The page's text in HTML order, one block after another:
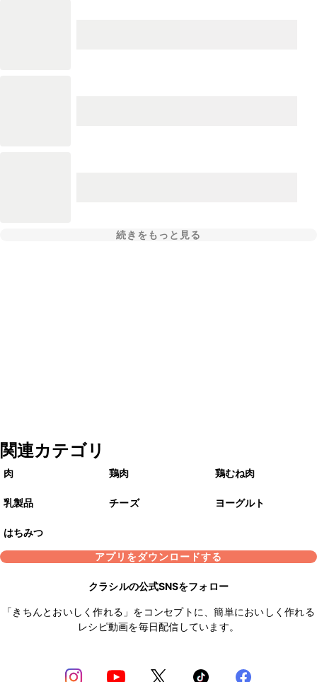
続きをもっと見る
関連カテゴリ
肉 鶏肉 鶏むね肉
乳製品 チーズ ヨーグルト
はちみつ
アプリをダウンロードする
クラシルの公式SNSをフォロー
「きちんとおいしく作れる」をコンセプトに、簡単においしく作れる
レシピ動画を毎日配信しています。